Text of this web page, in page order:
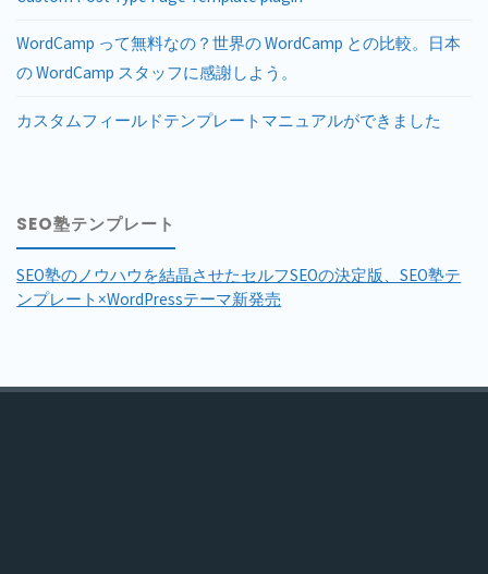
WordCamp って無料なの？世界の WordCamp との比較。日本
の WordCamp スタッフに感謝しよう。
カスタムフィールドテンプレートマニュアルができました
SEO塾テンプレート
SEO塾のノウハウを結晶させたセルフSEOの決定版、SEO塾テ
ンプレート×WordPressテーマ新発売